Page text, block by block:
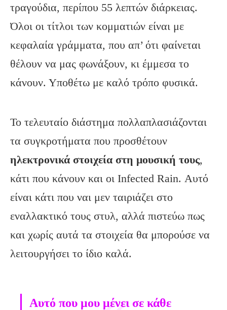
τραγούδια, περίπου 55 λεπτών διάρκειας.
Όλοι οι τίτλοι των κομματιών είναι με
κεφαλαία γράμματα, που απ’ ότι φαίνεται
θέλουν να μας φωνάξουν, κι έμμεσα το
κάνουν. Υποθέτω με καλό τρόπο φυσικά.
Το τελευταίο διάστημα πολλαπλασιάζονται
τα συγκροτήματα που προσθέτουν
ηλεκτρονικά στοιχεία στη μουσική τους,
κάτι που κάνουν και οι Infected Rain. Αυτό
είναι κάτι που ναι μεν ταιριάζει στο
εναλλακτικό τους στυλ, αλλά πιστεύω πως
και χωρίς αυτά τα στοιχεία θα μπορούσε να
λειτουργήσει το ίδιο καλά.
Αυτό που μου μένει σε κάθε